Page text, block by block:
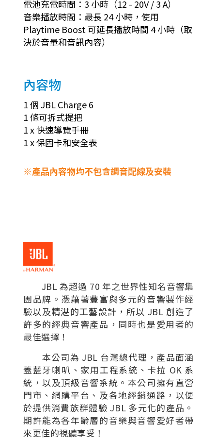
電池充電時間：3 小時（12 - 20V / 3 A）
音樂播放時間：最長 24 小時，使用
Playtime Boost 可延長播放時間 4 小時（取
決於音量和音訊內容）
內容物
1 個 JBL Charge 6
1 條可拆式提把
1 x 快速導覽手冊
1 x 保固卡和安全表
※產品內容物均不包含調音配線及安裝
JBL 為超過 70 年之世界性知名音響集
團品牌。憑藉著豐富與多元的音響製作經
驗以及精湛的工藝設計，所以 JBL 創造了
許多的經典音響產品，同時也是愛用者的
最佳選擇！
本公司為 JBL 台灣總代理，產品面涵
蓋藍牙喇叭、家用工程系統、卡拉 OK 系
統，以及頂級音響系統。本公司擁有直營
門市、網購平台、及各地經銷通路，以便
於提供消費族群體驗 JBL 多元化的產品。
期許能為各年齡層的音樂與音響愛好者帶
來更佳的視聽享受！